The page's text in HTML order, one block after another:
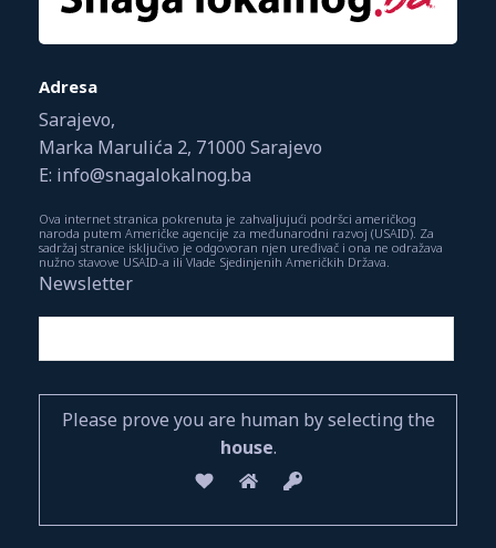
Adresa
Sarajevo,
Marka Marulića 2, 71000 Sarajevo
E: info@snagalokalnog.ba
Ova internet stranica pokrenuta je zahvaljujući podršci američkog
naroda putem Američke agencije za međunarodni razvoj (USAID). Za
sadržaj stranice isključivo je odgovoran njen uređivač i ona ne odražava
nužno stavove USAID-a ili Vlade Sjedinjenih Američkih Država.
Newsletter
Please prove you are human by selecting the
house.